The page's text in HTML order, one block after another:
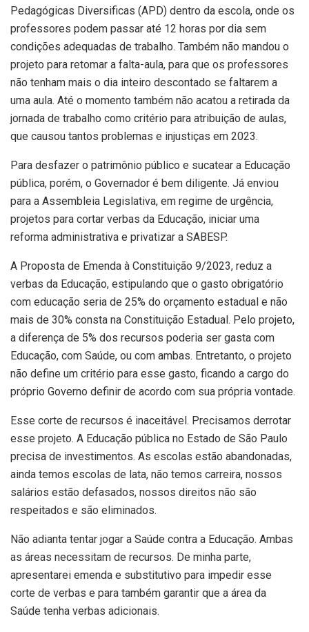
Pedagógicas Diversificas (APD) dentro da escola, onde os
professores podem passar até 12 horas por dia sem
condições adequadas de trabalho. Também não mandou o
projeto para retomar a falta-aula, para que os professores
não tenham mais o dia inteiro descontado se faltarem a
uma aula. Até o momento também não acatou a retirada da
jornada de trabalho como critério para atribuição de aulas,
que causou tantos problemas e injustiças em 2023.
Para desfazer o patrimônio público e sucatear a Educação
pública, porém, o Governador é bem diligente. Já enviou
para a Assembleia Legislativa, em regime de urgência,
projetos para cortar verbas da Educação, iniciar uma
reforma administrativa e privatizar a SABESP.
A Proposta de Emenda à Constituição 9/2023, reduz a
verbas da Educação, estipulando que o gasto obrigatório
com educação seria de 25% do orçamento estadual e não
mais de 30% consta na Constituição Estadual. Pelo projeto,
a diferença de 5% dos recursos poderia ser gasta com
Educação, com Saúde, ou com ambas. Entretanto, o projeto
não define um critério para esse gasto, ficando a cargo do
próprio Governo definir de acordo com sua própria vontade.
Esse corte de recursos é inaceitável. Precisamos derrotar
esse projeto. A Educação pública no Estado de São Paulo
precisa de investimentos. As escolas estão abandonadas,
ainda temos escolas de lata, não temos carreira, nossos
salários estão defasados, nossos direitos não são
respeitados e são eliminados.
Não adianta tentar jogar a Saúde contra a Educação. Ambas
as áreas necessitam de recursos. De minha parte,
apresentarei emenda e substitutivo para impedir esse
corte de verbas e para também garantir que a área da
Saúde tenha verbas adicionais.